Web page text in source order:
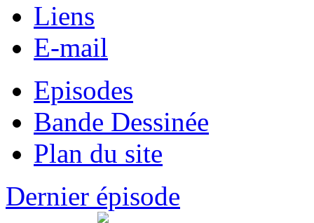
Liens
E-mail
Episodes
Bande Dessinée
Plan du site
Dernier épisode